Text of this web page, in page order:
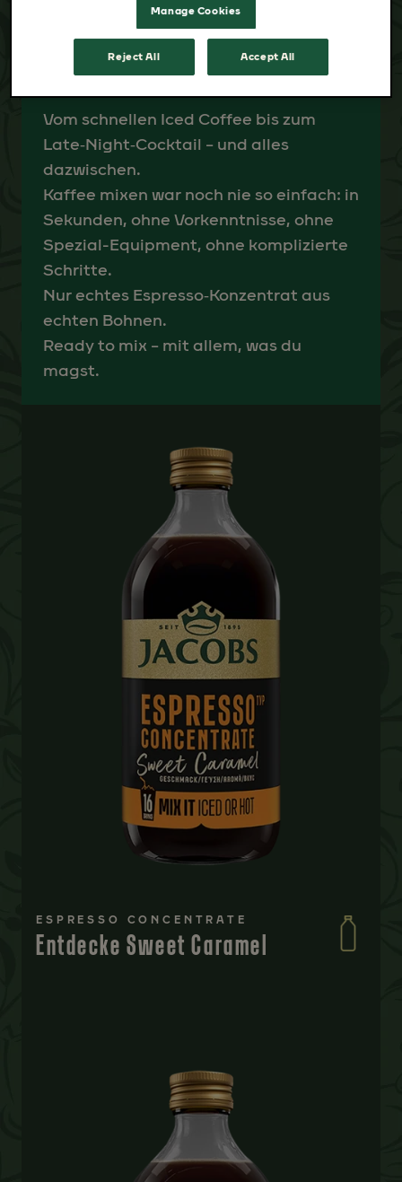
ESPRESSO CONCENTRATE
Entdecke Sweet Caramel
ESPRESSO CONCENTRATE
Vom schnellen Iced Coffee bis zum
Late‑Night‑Cocktail – und alles
dazwischen.
Kaffee mixen war noch nie so einfach: in
Sekunden, ohne Vorkenntnisse, ohne
Spezial-Equipment, ohne komplizierte
Schritte.
Nur echtes Espresso‑Konzentrat aus
echten Bohnen.
Ready to mix – mit allem, was du
magst.
Manage Cookies
Reject All Accept All